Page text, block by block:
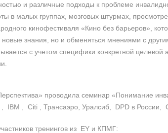
и различные подходы к проблеме
в малых группах, мозговых штурмах,
кинофестиваля «Кино без барьеров»,
новые знания, но и обменяться мнениями с
с учетом специфики конкретной целевой
проводила семинар «Понимание
, IBM , Citi , Трансаэро, Уралсиб, DPD в России,
тренингов из EY и КПМГ: